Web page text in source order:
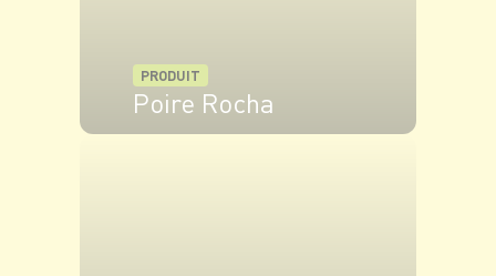
PRODUIT
Poire Rocha